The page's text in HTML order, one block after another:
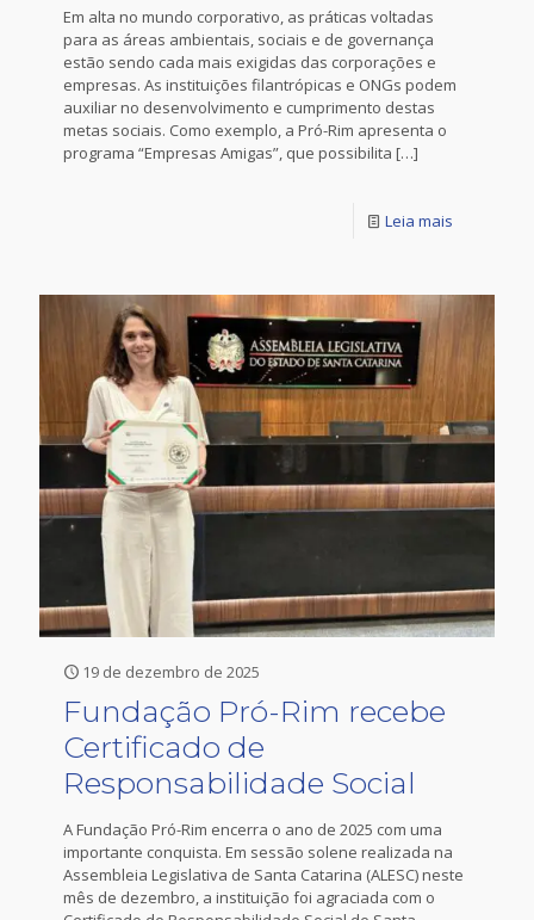
Em alta no mundo corporativo, as práticas voltadas
para as áreas ambientais, sociais e de governança
estão sendo cada mais exigidas das corporações e
empresas. As instituições filantrópicas e ONGs podem
auxiliar no desenvolvimento e cumprimento destas
metas sociais. Como exemplo, a Pró-Rim apresenta o
programa “Empresas Amigas”, que possibilita […]
Leia mais
19 de dezembro de 2025
Fundação Pró-Rim recebe
Certificado de
Responsabilidade Social
A Fundação Pró-Rim encerra o ano de 2025 com uma
importante conquista. Em sessão solene realizada na
Assembleia Legislativa de Santa Catarina (ALESC) neste
mês de dezembro, a instituição foi agraciada com o